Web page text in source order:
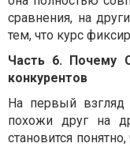
сравнения, на
тем, что курс
Часть 6. Почему
конкурентов
На первый взгляд
похожи друг на
становится